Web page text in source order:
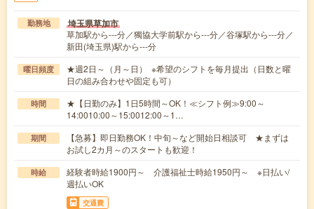
勤務地 埼玉県草加市
草加駅から---分／獨協大学前駅から---分／谷塚駅から---分／
新田(埼玉県)駅から---分
曜日頻度
★週2日～（月～日） ※希望のシフトを毎月提出（日数と曜
日の組み合わせや固定も可）
時間
★【日勤のみ】1日5時間～OK！≪シフト例≫9:00～
14:0010:00～15:0012:00～1…
期間
【急募】即日勤務OK！中旬～など開始日相談可 ★まずは
お試し2カ月～のスタートも歓迎！
時給
経験者時給1900円～ 介護福祉士時給1950円～ ※日払い/
週払いOK
交通費